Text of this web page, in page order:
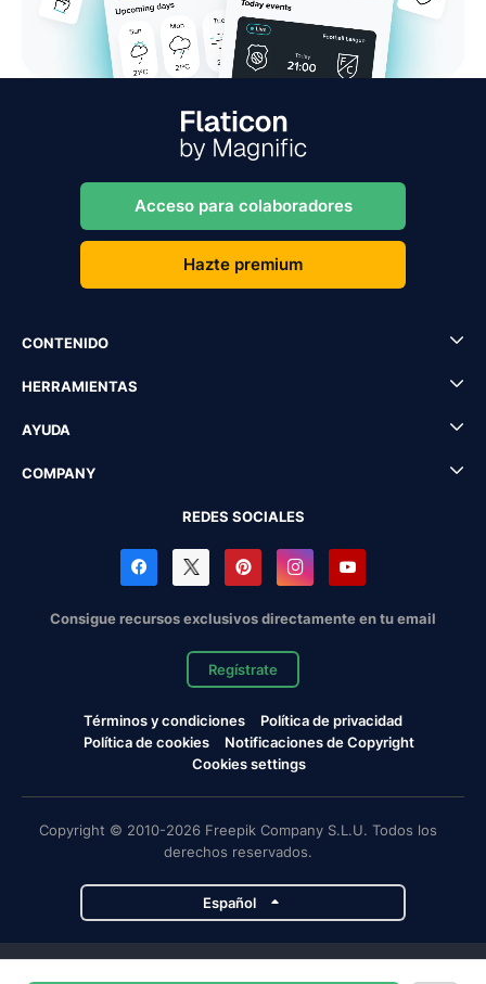
Acceso para colaboradores
Hazte premium
CONTENIDO
HERRAMIENTAS
AYUDA
COMPANY
REDES SOCIALES
Consigue recursos exclusivos directamente en tu email
Regístrate
Términos y condiciones
Política de privacidad
Política de cookies
Notificaciones de Copyright
Cookies settings
Copyright © 2010-2026 Freepik Company S.L.U. Todos los
derechos reservados.
Español